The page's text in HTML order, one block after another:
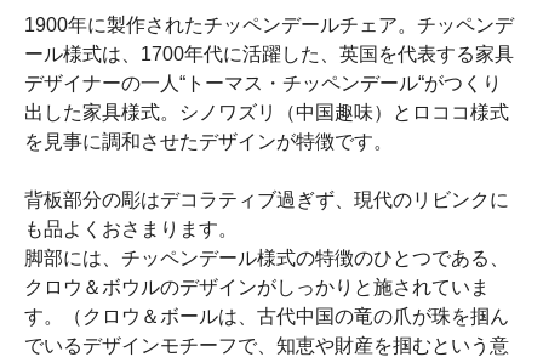
1900年に製作されたチッペンデールチェア。チッペンデ
ール様式は、1700年代に活躍した、英国を代表する家具
デザイナーの一人“トーマス・チッペンデール“がつくり
出した家具様式。シノワズリ（中国趣味）とロココ様式
を見事に調和させたデザインが特徴です。
背板部分の彫はデコラティブ過ぎず、現代のリビンクに
も品よくおさまります。
脚部には、チッペンデール様式の特徴のひとつである、
クロウ＆ボウルのデザインがしっかりと施されていま
す。（クロウ＆ボールは、古代中国の竜の爪が珠を掴ん
でいるデザインモチーフで、知恵や財産を掴むという意